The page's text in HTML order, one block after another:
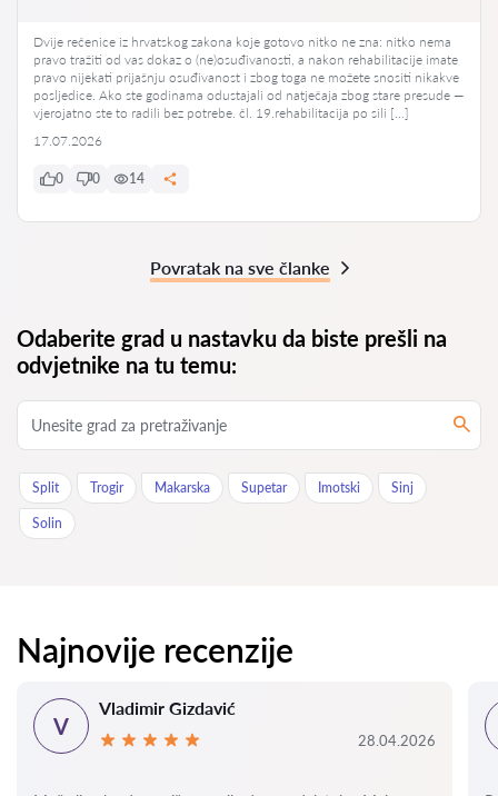
Dvije rečenice iz hrvatskog zakona koje gotovo nitko ne zna: nitko nema
pravo tražiti od vas dokaz o (ne)osuđivanosti, a nakon rehabilitacije imate
pravo nijekati prijašnju osuđivanost i zbog toga ne možete snositi nikakve
posljedice. Ako ste godinama odustajali od natječaja zbog stare presude —
vjerojatno ste to radili bez potrebe. čl. 19.rehabilitacija po sili […]
17.07.2026
0 0 14
Povratak na sve članke
Odaberite grad u nastavku da biste prešli na
odvjetnike na tu temu:
Split Trogir Makarska Supetar Imotski Sinj
Solin
Najnovije recenzije
V
Vladimir Gizdavić
28.04.2026